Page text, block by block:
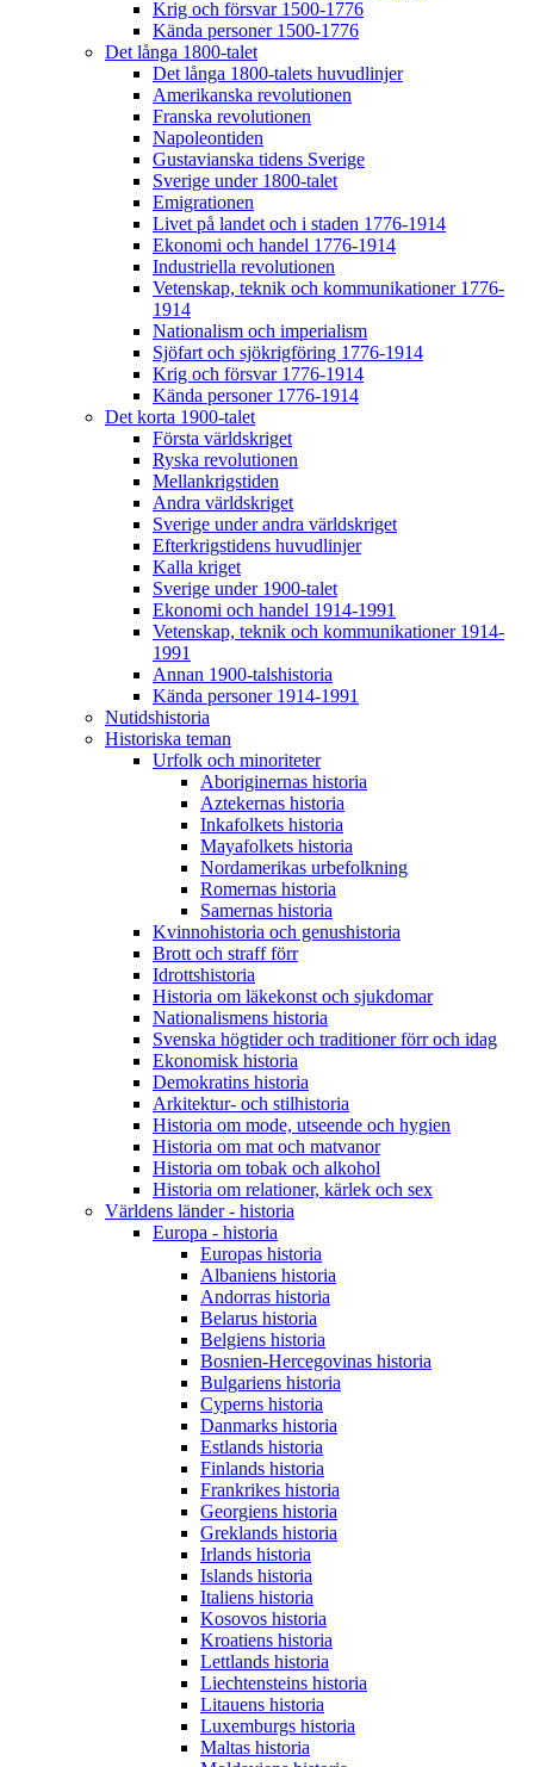
Krig och försvar 1500-1776
Kända personer 1500-1776
Det långa 1800-talet
Det långa 1800-talets huvudlinjer
Amerikanska revolutionen
Franska revolutionen
Napoleontiden
Gustavianska tidens Sverige
Sverige under 1800-talet
Emigrationen
Livet på landet och i staden 1776-1914
Ekonomi och handel 1776-1914
Industriella revolutionen
Vetenskap, teknik och kommunikationer 1776-
1914
Nationalism och imperialism
Sjöfart och sjökrigföring 1776-1914
Krig och försvar 1776-1914
Kända personer 1776-1914
Det korta 1900-talet
Första världskriget
Ryska revolutionen
Mellankrigstiden
Andra världskriget
Sverige under andra världskriget
Efterkrigstidens huvudlinjer
Kalla kriget
Sverige under 1900-talet
Ekonomi och handel 1914-1991
Vetenskap, teknik och kommunikationer 1914-
1991
Annan 1900-talshistoria
Kända personer 1914-1991
Nutidshistoria
Historiska teman
Urfolk och minoriteter
Aboriginernas historia
Aztekernas historia
Inkafolkets historia
Mayafolkets historia
Nordamerikas urbefolkning
Romernas historia
Samernas historia
Kvinnohistoria och genushistoria
Brott och straff förr
Idrottshistoria
Historia om läkekonst och sjukdomar
Nationalismens historia
Svenska högtider och traditioner förr och idag
Ekonomisk historia
Demokratins historia
Arkitektur- och stilhistoria
Historia om mode, utseende och hygien
Historia om mat och matvanor
Historia om tobak och alkohol
Historia om relationer, kärlek och sex
Världens länder - historia
Europa - historia
Europas historia
Albaniens historia
Andorras historia
Belarus historia
Belgiens historia
Bosnien-Hercegovinas historia
Bulgariens historia
Cyperns historia
Danmarks historia
Estlands historia
Finlands historia
Frankrikes historia
Georgiens historia
Greklands historia
Irlands historia
Islands historia
Italiens historia
Kosovos historia
Kroatiens historia
Lettlands historia
Liechtensteins historia
Litauens historia
Luxemburgs historia
Maltas historia